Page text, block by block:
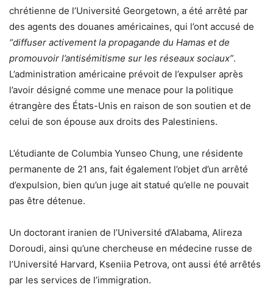
chrétienne de l’Université Georgetown, a été arrêté par
des agents des douanes américaines, qui l’ont accusé de
“diffuser activement la propagande du Hamas et de
promouvoir l’antisémitisme sur les réseaux sociaux”.
L’administration américaine prévoit de l’expulser après
l’avoir désigné comme une menace pour la politique
étrangère des États-Unis en raison de son soutien et de
celui de son épouse aux droits des Palestiniens.
L’étudiante de Columbia Yunseo Chung, une résidente
permanente de 21 ans, fait également l’objet d’un arrêté
d’expulsion, bien qu’un juge ait statué qu’elle ne pouvait
pas être détenue.
Un doctorant iranien de l’Université d’Alabama, Alireza
Doroudi, ainsi qu’une chercheuse en médecine russe de
l’Université Harvard, Kseniia Petrova, ont aussi été arrêtés
par les services de l’immigration.